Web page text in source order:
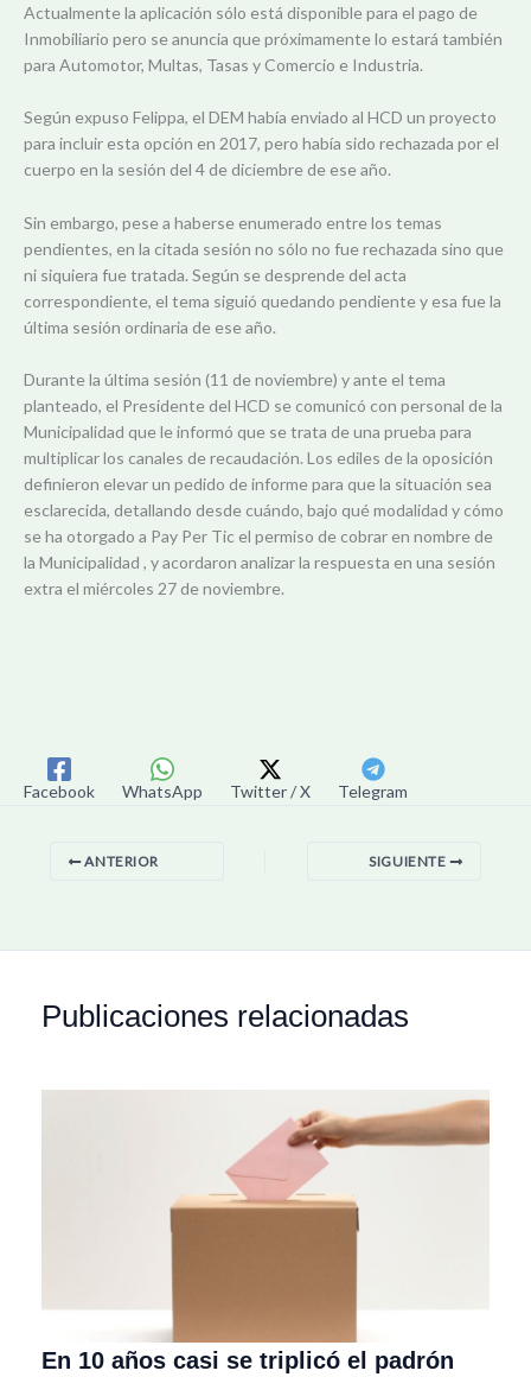
Actualmente la aplicación sólo está disponible para el pago de
Inmobiliario pero se anuncia que próximamente lo estará también
para Automotor, Multas, Tasas y Comercio e Industria.
Según expuso Felippa, el DEM había enviado al HCD un proyecto
para incluir esta opción en 2017, pero había sido rechazada por el
cuerpo en la sesión del 4 de diciembre de ese año.
Sin embargo, pese a haberse enumerado entre los temas
pendientes, en la citada sesión no sólo no fue rechazada sino que
ni siquiera fue tratada. Según se desprende del acta
correspondiente, el tema siguió quedando pendiente y esa fue la
última sesión ordinaria de ese año.
Durante la última sesión (11 de noviembre) y ante el tema
planteado, el Presidente del HCD se comunicó con personal de la
Municipalidad que le informó que se trata de una prueba para
multiplicar los canales de recaudación. Los ediles de la oposición
definieron elevar un pedido de informe para que la situación sea
esclarecida, detallando desde cuándo, bajo qué modalidad y cómo
se ha otorgado a Pay Per Tic el permiso de cobrar en nombre de
la Municipalidad , y acordaron analizar la respuesta en una sesión
extra el miércoles 27 de noviembre.
Facebook WhatsApp Twitter / X Telegram
ANTERIOR SIGUIENTE
Publicaciones relacionadas
En 10 años casi se triplicó el padrón